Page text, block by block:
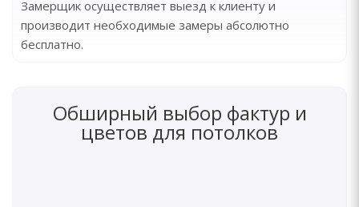
Замерщик осуществляет выезд к клиенту и
производит необходимые замеры абсолютно
бесплатно.
Обширный выбор фактур и
цветов для потолков